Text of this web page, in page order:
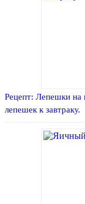
Рецепт: Лепешки
лепешек к завтраку.